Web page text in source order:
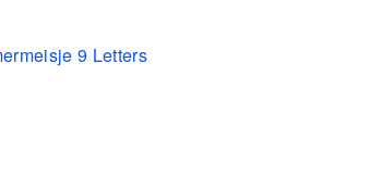
9 Letters